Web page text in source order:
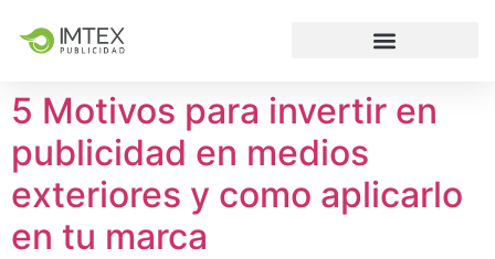
5 Motivos para invertir en
publicidad en medios
exteriores y como aplicarlo
en tu marca